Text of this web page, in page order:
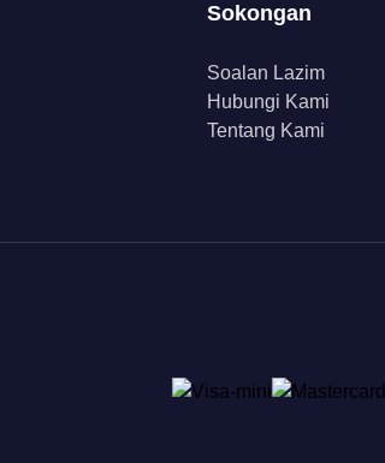
Sokongan
Soalan Lazim
Hubungi Kami
Tentang Kami